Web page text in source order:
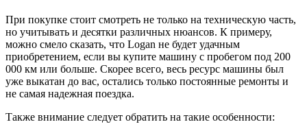
При покупке стоит смотреть не только на техническую часть,
но учитывать и десятки различных нюансов. К примеру,
можно смело сказать, что Logan не будет удачным
приобретением, если вы купите машину с пробегом под 200
000 км или больше. Скорее всего, весь ресурс машины был
уже выкатан до вас, остались только постоянные ремонты и
не самая надежная поездка.
Также внимание следует обратить на такие особенности: